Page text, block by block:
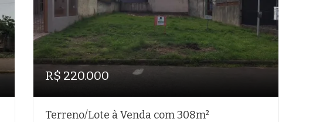
R$ 220.000
Terreno/Lote à Venda com 308m²